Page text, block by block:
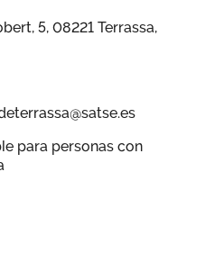
5, 08221 Terrassa,
para personas con